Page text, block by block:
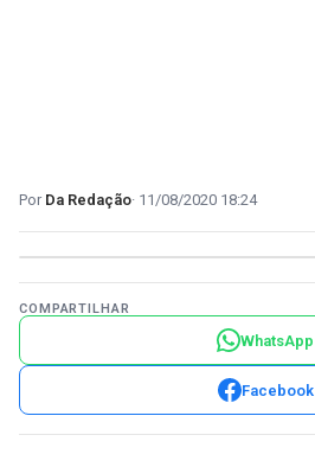
Da Redação 11/08/2020 18:24
COMPARTILHAR
WhatsApp
Facebook